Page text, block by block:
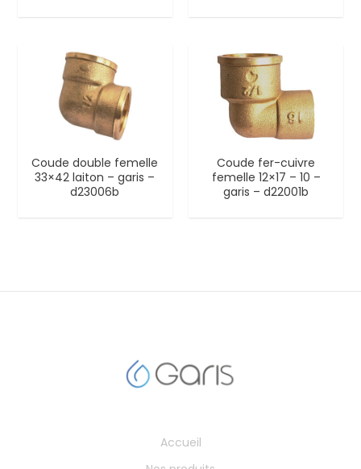
Coude double femelle
33×42 laiton – garis –
d23006b
Coude fer-cuivre
femelle 12×17 – 10 –
garis – d22001b
Accueil